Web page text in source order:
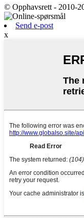
© Opphavsrett - 2010-
Send e-post
x